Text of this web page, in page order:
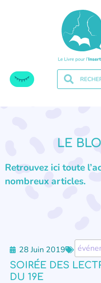
LE
Retrouvez ici toute
nombreux articles.
28 Juin 2019
SOIRÉE DES
DU 19E